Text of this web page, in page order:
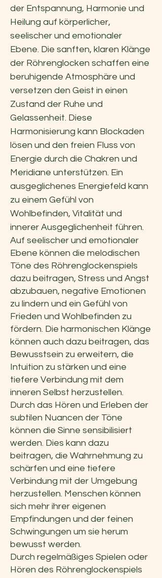
der Entspannung, Harmonie und
Heilung auf körperlicher,
seelischer und emotionaler
Ebene. Die sanften, klaren Klänge
der Röhrenglocken schaffen eine
beruhigende Atmosphäre und
versetzen den Geist in einen
Zustand der Ruhe und
Gelassenheit. Diese
Harmonisierung kann Blockaden
lösen und den freien Fluss von
Energie durch die Chakren und
Meridiane unterstützen. Ein
ausgeglichenes Energiefeld kann
zu einem Gefühl von
Wohlbefinden, Vitalität und
innerer Ausgeglichenheit führen.
Auf seelischer und emotionaler
Ebene können die melodischen
Töne des Röhrenglockenspiels
dazu beitragen, Stress und Angst
abzubauen, negative Emotionen
zu lindern und ein Gefühl von
Frieden und Wohlbefinden zu
fördern. Die harmonischen Klänge
können auch dazu beitragen, das
Bewusstsein zu erweitern, die
Intuition zu stärken und eine
tiefere Verbindung mit dem
inneren Selbst herzustellen.
Durch das Hören und Erleben der
subtilen Nuancen der Töne
können die Sinne sensibilisiert
werden. Dies kann dazu
beitragen, die Wahrnehmung zu
schärfen und eine tiefere
Verbindung mit der Umgebung
herzustellen. Menschen können
sich mehr ihrer eigenen
Empfindungen und der feinen
Schwingungen um sie herum
bewusst werden.
Durch regelmäßiges Spielen oder
Hören des Röhrenglockenspiels